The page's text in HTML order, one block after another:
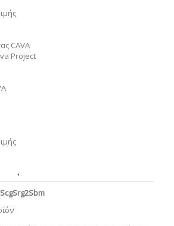
CAVA
Project
> Προτεινόμενες CAVA
Μεγαλύτερη
| Wine Rack Bar